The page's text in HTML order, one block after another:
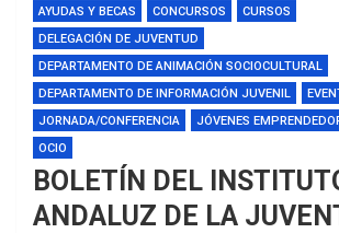
AYUDAS Y BECAS CONCURSOS
CURSOS
DELEGACIÓN DE JUVENTUD
DEPARTAMENTO DE ANIMACIÓN SOCIOCULTURAL
DEPARTAMENTO DE INFORMACIÓN JUVENIL
JORNADA/CONFERENCIA
JÓVENES
OCIO
BOLETÍN DEL
ANDALUZ DE LA